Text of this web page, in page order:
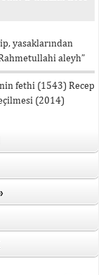
yasaklarından
aleyh”
fethi (1543) Recep
(2014)